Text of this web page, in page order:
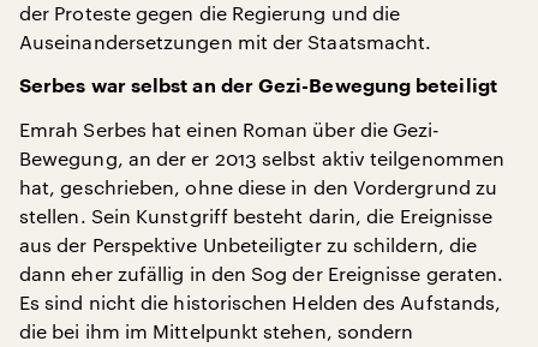
der Proteste gegen die Regierung und die
Auseinandersetzungen mit der Staatsmacht.
Serbes war selbst an der Gezi-Bewegung beteiligt
Emrah Serbes hat einen Roman über die Gezi-
Bewegung, an der er 2013 selbst aktiv teilgenommen
hat, geschrieben, ohne diese in den Vordergrund zu
stellen. Sein Kunstgriff besteht darin, die Ereignisse
aus der Perspektive Unbeteiligter zu schildern, die
dann eher zufällig in den Sog der Ereignisse geraten.
Es sind nicht die historischen Helden des Aufstands,
die bei ihm im Mittelpunkt stehen, sondern